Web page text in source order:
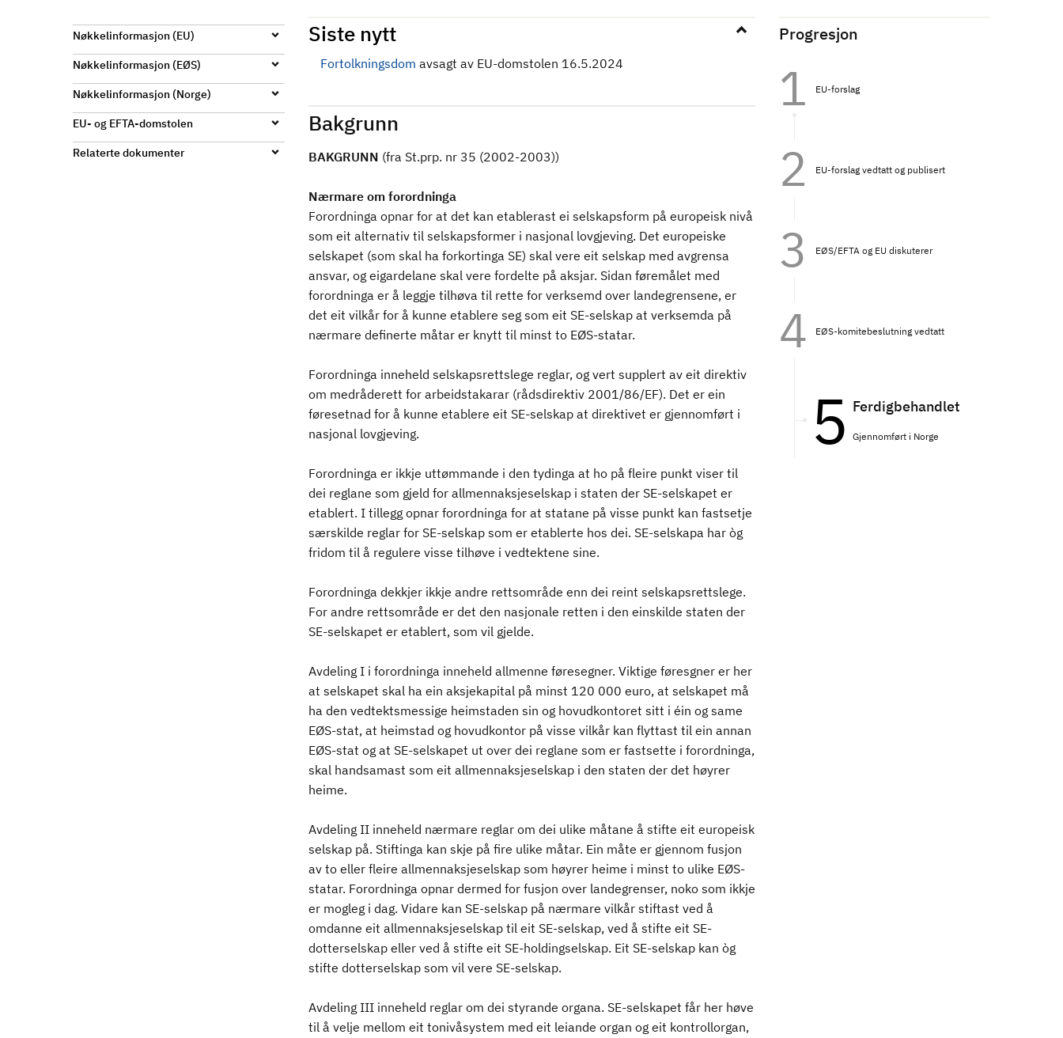
Nøkkelinformasjon (EU)
Nøkkelinformasjon (EØS)
Nøkkelinformasjon (Norge)
EU- og EFTA-domstolen
Relaterte dokumenter
Siste nytt
Fortolkningsdom avsagt av EU-domstolen 16.5.2024
Bakgrunn
BAKGRUNN (fra St.prp. nr 35 (2002-2003))
Nærmare om forordninga
Forordninga opnar for at det kan etablerast ei selskapsform på europeisk nivå
som eit alternativ til selskapsformer i nasjonal lovgjeving. Det europeiske
selskapet (som skal ha forkortinga SE) skal vere eit selskap med avgrensa
ansvar, og eigardelane skal vere fordelte på aksjar. Sidan føremålet med
forordninga er å leggje tilhøva til rette for verksemd over landegrensene, er
det eit vilkår for å kunne etablere seg som eit SE-selskap at verksemda på
nærmare definerte måtar er knytt til minst to EØS-statar.
Forordninga inneheld selskapsrettslege reglar, og vert supplert av eit direktiv
om medråderett for arbeidstakarar (rådsdirektiv 2001/86/EF). Det er ein
føresetnad for å kunne etablere eit SE-selskap at direktivet er gjennomført i
nasjonal lovgjeving.
Forordninga er ikkje uttømmande i den tydinga at ho på fleire punkt viser til
dei reglane som gjeld for allmennaksjeselskap i staten der SE-selskapet er
etablert. I tillegg opnar forordninga for at statane på visse punkt kan fastsetje
særskilde reglar for SE-selskap som er etablerte hos dei. SE-selskapa har òg
fridom til å regulere visse tilhøve i vedtektene sine.
Forordninga dekkjer ikkje andre rettsområde enn dei reint selskapsrettslege.
For andre rettsområde er det den nasjonale retten i den einskilde staten der
SE-selskapet er etablert, som vil gjelde.
Avdeling I i forordninga inneheld allmenne føresegner. Viktige føresgner er her
at selskapet skal ha ein aksjekapital på minst 120 000 euro, at selskapet må
ha den vedtektsmessige heimstaden sin og hovudkontoret sitt i éin og same
EØS-stat, at heimstad og hovudkontor på visse vilkår kan flyttast til ein annan
EØS-stat og at SE-selskapet ut over dei reglane som er fastsette i forordninga,
skal handsamast som eit allmennaksjeselskap i den staten der det høyrer
heime.
Avdeling II inneheld nærmare reglar om dei ulike måtane å stifte eit europeisk
selskap på. Stiftinga kan skje på fire ulike måtar. Ein måte er gjennom fusjon
av to eller fleire allmennaksjeselskap som høyrer heime i minst to ulike EØS-
statar. Forordninga opnar dermed for fusjon over landegrenser, noko som ikkje
er mogleg i dag. Vidare kan SE-selskap på nærmare vilkår stiftast ved å
omdanne eit allmennaksjeselskap til eit SE-selskap, ved å stifte eit SE-
dotterselskap eller ved å stifte eit SE-holdingselskap. Eit SE-selskap kan òg
stifte dotterselskap som vil vere SE-selskap.
Avdeling III inneheld reglar om dei styrande organa. SE-selskapet får her høve
til å velje mellom eit tonivåsystem med eit leiande organ og eit kontrollorgan,
Progresjon
EU-forslag
EU-forslag vedtatt og publisert
EØS/EFTA og EU diskuterer
EØS-komitebeslutning vedtatt
Ferdigbehandlet
Gjennomført i Norge